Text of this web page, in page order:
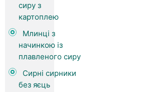
сиру з
картоплею
Млинці з
начинкою із
плавленого сиру
Сирні сирники
без яєць